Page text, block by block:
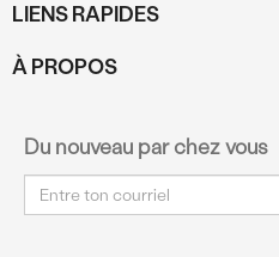
LIENS RAPIDES
À PROPOS
Du nouveau par chez vous
Courriel